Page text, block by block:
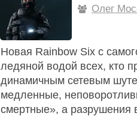
Олег
Новая Rainbow Six с
ледяной водой всех, кто
динамичным сетевым
медленные,
смертные», а